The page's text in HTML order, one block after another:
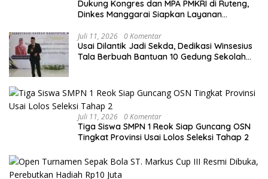
Dukung Kongres dan MPA PMKRI di Ruteng,
Dinkes Manggarai Siapkan Layanan
Juli 11, 2026 0 Komentar
Usai Dilantik Jadi Sekda, Dedikasi Winsesius
Tala Berbuah Bantuan 10 Gedung Sekolah
Juli 11, 2026 0 Komentar
Tiga Siswa SMPN 1 Reok Siap Guncang OSN
Tingkat Provinsi Usai Lolos Seleksi Tahap 2